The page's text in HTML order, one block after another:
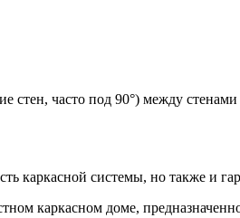
стен, часто под 90°) между
каркасной системы, но также и
каркасном доме,